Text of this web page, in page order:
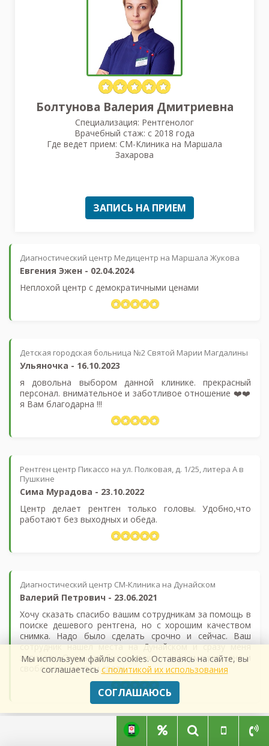
Болтунова Валерия Дмитриевна
Специализация: Рентгенолог
Врачебный стаж: с 2018 года
Где ведет прием: СМ-Клиника на Маршала
Захарова
ЗАПИСЬ НА ПРИЕМ
Диагностический центр Медицентр на Маршала Жукова
Евгения Эжен - 02.04.2024
Неплохой центр с демократичными ценами
Детская городская больница №2 Святой Марии Магдалины
Ульяночка - 16.10.2023
я довольна выбором данной клинике. прекрасный
персонал. внимательное и заботливое отношение ❤️❤️
я Вам благодарна !!!
Рентген центр Пикассо на ул. Полковая, д. 1/25, литера А в
Пушкине
Сима Мурадова - 23.10.2022
Центр делает рентген только головы. Удобно,что
работают без выходных и обеда.
Диагностический центр СМ-Клиника на Дунайском
Валерий Петрович - 23.06.2021
Хочу сказать спасибо вашим сотрудникам за помощь в
поиске дешевого рентгена, но с хорошим качеством
снимка. Надо было сделать срочно и сейчас. Ваш
сотрудник нашел места на Дунайском и сразу меня
записали. Очень удобно получить информацию цене и
свободным местам сразу.
НАПИСАТЬ ОТЗЫВ
Мы используем файлы cookies. Оставаясь на сайте, вы
соглашаетесь с политикой их использования
СОГЛАШАЮСЬ